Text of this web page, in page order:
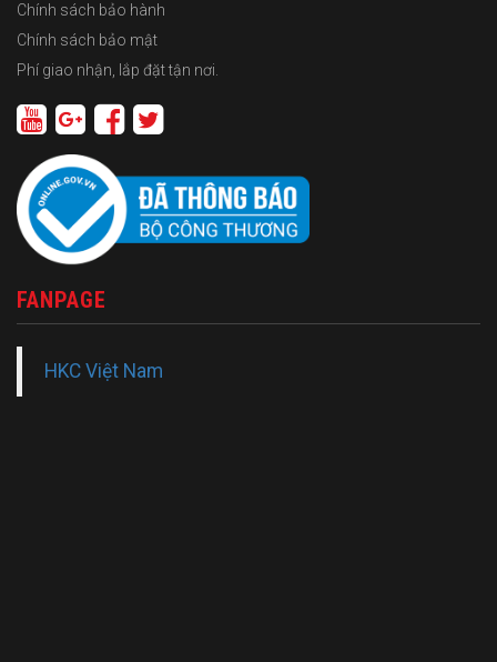
Chính sách bảo hành
Chính sách bảo mật
Phí giao nhận, lắp đặt tận nơi.
FANPAGE
HKC Việt Nam